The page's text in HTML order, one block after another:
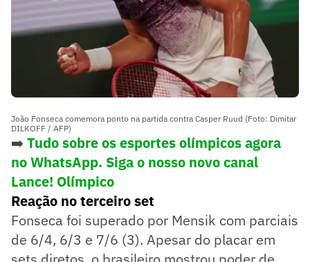
João Fonseca comemora ponto na partida contra Casper Ruud (Foto: Dimitar
DILKOFF / AFP)
➡️ Tudo sobre os esportes olímpicos agora
no WhatsApp. Siga o nosso novo canal
Lance! Olímpico
Reação no terceiro set
Fonseca foi superado por Mensik com parciais
de 6/4, 6/3 e 7/6 (3). Apesar do placar em